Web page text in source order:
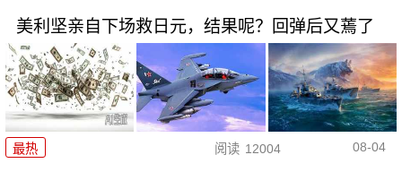
美利坚亲自下场救日元，结果呢？回弹后又蔫了
最热 阅读 12004 08-04